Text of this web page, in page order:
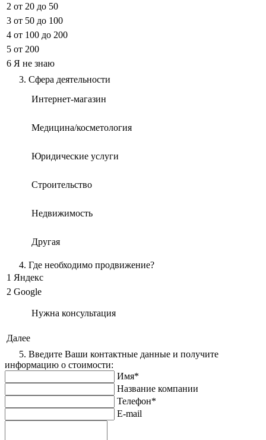
2 от 20 до 50
3 от 50 до 100
4 от 100 до 200
5 от 200
6 Я не знаю
3. Сфера деятельности
Интернет-магазин
Медицина/косметология
Юридические услуги
Строительство
Недвижимость
Другая
4. Где необходимо продвижение?
1 Яндекс
2 Google
Нужна консультация
Далее
5. Введите Ваши контактные данные и получите
информацию о стоимости:
Имя*
Название компании
Телефон*
E-mail